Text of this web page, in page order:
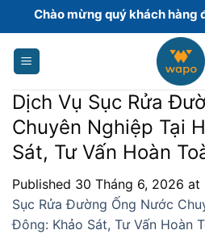
to
content
Chào mừng quý khách hàng
Dịch Vụ Sục Rửa
Chuyên Nghiệp Tại
Sát, Tư Vấn Hoàn
Published 30 Tháng 6, 2026 at
Sục Rửa Đường Ống Nước
Đông: Khảo Sát, Tư Vấn Hoàn